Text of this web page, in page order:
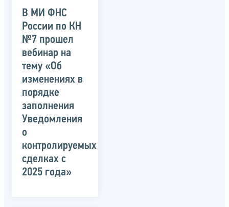
В МИ ФНС
России по КН
№7 прошел
вебинар на
тему «Об
изменениях в
порядке
заполнения
Уведомления
о
контролируемых
сделках с
2025 года»